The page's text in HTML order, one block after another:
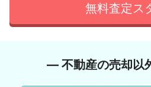
無料査定ス
― 不動産の売却以